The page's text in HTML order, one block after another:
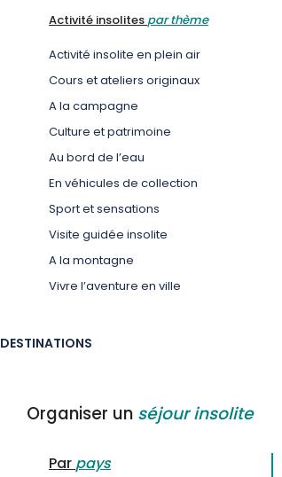
Activité insolitespar thème
Activité insolite en plein air
Cours et ateliers originaux
A la campagne
Culture et patrimoine
Au bord de l’eau
En véhicules de collection
Sport et sensations
Visite guidée insolite
A la montagne
Vivre l’aventure en ville
DESTINATIONS
Organiser un séjour insolite
Par pays